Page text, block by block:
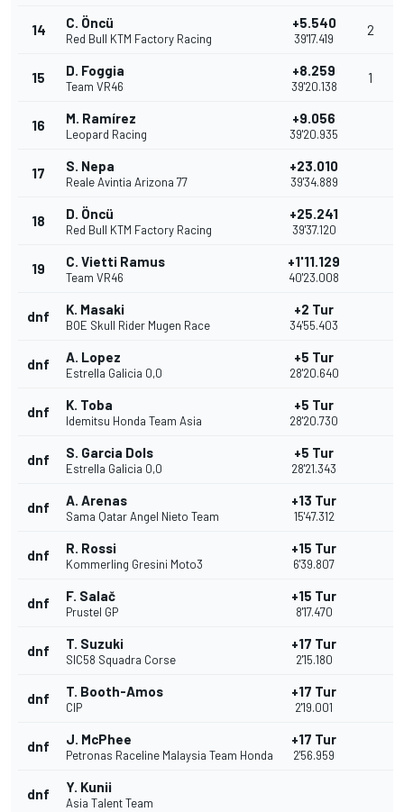
14 C. Öncü
Red Bull KTM Factory Racing
+5.540
39'17.419
2
15 D. Foggia
Team VR46
+8.259
39'20.138
1
16 M. Ramírez
Leopard Racing
+9.056
39'20.935
17 S. Nepa
Reale Avintia Arizona 77
+23.010
39'34.889
18 D. Öncü
Red Bull KTM Factory Racing
+25.241
39'37.120
19 C. Vietti Ramus
Team VR46
+1'11.129
40'23.008
dnf K. Masaki
BOE Skull Rider Mugen Race
+2 Tur
34'55.403
dnf A. Lopez
Estrella Galicia 0,0
+5 Tur
28'20.640
dnf K. Toba
Idemitsu Honda Team Asia
+5 Tur
28'20.730
dnf S. Garcia Dols
Estrella Galicia 0,0
+5 Tur
28'21.343
dnf A. Arenas
Sama Qatar Angel Nieto Team
+13 Tur
15'47.312
dnf R. Rossi
Kommerling Gresini Moto3
+15 Tur
6'39.807
dnf F. Salač
Prustel GP
+15 Tur
8'17.470
dnf T. Suzuki
SIC58 Squadra Corse
+17 Tur
2'15.180
dnf T. Booth-Amos
CIP
+17 Tur
2'19.001
dnf J. McPhee
Petronas Raceline Malaysia Team Honda
+17 Tur
2'56.959
dnf Y. Kunii
Asia Talent Team